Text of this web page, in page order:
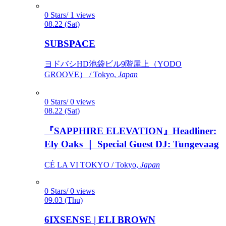
0 Stars/ 1 views
08.22 (Sat)
SUBSPACE
ヨドバシHD池袋ビル9階屋上（YODO
GROOVE） / Tokyo, Japan
0 Stars/ 0 views
08.22 (Sat)
『SAPPHIRE ELEVATION』Headliner:
Ely Oaks ｜ Special Guest DJ: Tungevaag
CÉ LA VI TOKYO / Tokyo, Japan
0 Stars/ 0 views
09.03 (Thu)
6IXSENSE | ELI BROWN